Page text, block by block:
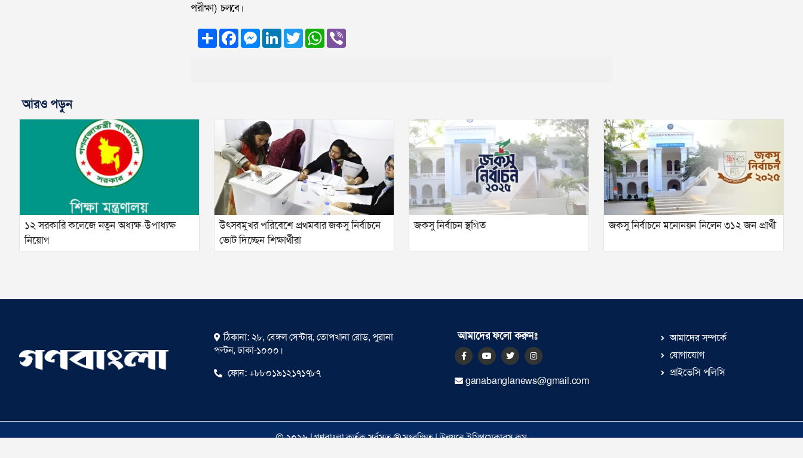
পরীক্ষা) চলবে।
ShareFacebookMessenger
LinkedInTwitterWhatsApp
Viber
আরও পড়ুন
১২ সরকারি কলেজে নতুন অধ্যক্ষ-উপাধ্যক্ষ
নিয়োগ
উৎসবমুখর পরিবেশে প্রথমবার জকসু নির্বাচনে
ভোট দিচ্ছেন শিক্ষার্থীরা
জকসু নির্বাচন স্থগিত জকসু নির্বাচনে মনোনয়ন নিলেন ৩১২ জন প্রার্থী
ঠিকানা: ২৮, বেঙ্গল সেন্টার, তোপখানা রোড, পুরানা
পল্টন, ঢাকা-১০০০।
ফোন:+৮৮০১৯১২১৭১৭৮৭
আমাদের ফলো করুনঃ
ganabanglanews@gmail.com
আমাদের সম্পর্কে
যোগাযোগ
প্রাইভেসি পলিসি
© ২০২৬ |গণবাংলাকর্তৃক সর্বসত্ব ® সংরক্ষিত | উন্নয়নেইমিথমেকারস.কম